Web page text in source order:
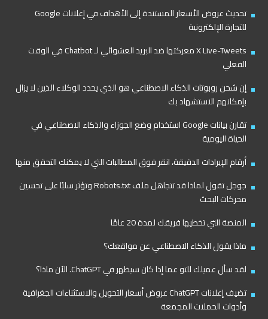
تحديث عروض الأسعار المستندة إلى الأهداف في إعلانات Google
للتجارة الإلكترونية
X Live-Tweets معركتها ضد البريد العشوائي لـ Chatbot في الوقت
الفعلي
إن شحن روبوتات الذكاء الاصطناعي هو الذي يحدد الوكلاء الذين لا يزال
بإمكانهم الاستشهاد بك
تقارن بيانات Google استخدام وضع الجوزاء والذكاء الاصطناعي في
الحياة اليومية
أرقام الإيرادات الدقيقة، انقر فوق المطالبات التي لا يمكنك التحقق منها
جوجل تقول لماذا قد تتجاهل ملف Robots.txt وتؤثر سلبًا على تحسين
محركات البحث
المنصة التي تخطيها فريقك لمدة 20 عامًا
ماذا يقول الذكاء الاصطناعي عن مواقعك؟
لقد سأل عميلك للتو عما إذا كان سيظهر في ChatGPT. الآن ماذا؟
تضيف إعلانات ChatGPT عروض أسعار التحويل والاستثناءات الجغرافية
وأدوات الحملات المجمعة